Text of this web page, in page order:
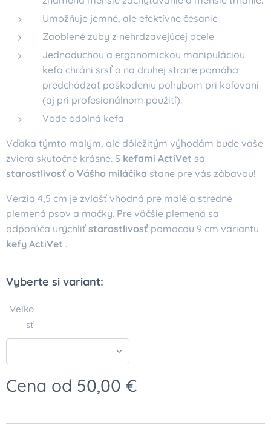
Umožňuje jemné, ale efektívne česanie
Zaoblené zuby z nehrdzavejúcej ocele
Jednoduchou a ergonomickou manipuláciou
kefa chráni srsť a na druhej strane pomáha
predchádzať poškodeniu pohybom pri kefovaní
(aj pri profesionálnom použití).
Vode odolná kefa
Vďaka týmto malým, ale dôležitým výhodám bude vaše
zviera skutočne krásne. S kefami ActiVet sa
starostlivosť o Vášho miláčika stane pre vás zábavou!
Verzia 4,5 cm je zvlášť vhodná pre malé a stredné
plemená psov a mačky. Pre väčšie plemená sa
odporúča urýchliť starostlivosť pomocou 9 cm variantu
kefy ActiVet .
Vyberte si variant:
Veľko
sť
Cena od 50,00 €